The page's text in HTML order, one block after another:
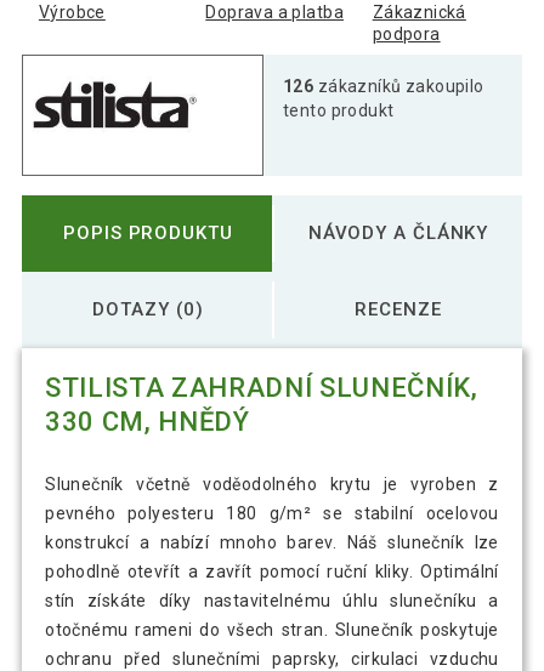
Výrobce Doprava a platba
Zákaznická
podpora
126 zákazníků zakoupilo
tento produkt
POPIS PRODUKTU NÁVODY A ČLÁNKY
DOTAZY (0) RECENZE
STILISTA ZAHRADNÍ SLUNEČNÍK,
330 CM, HNĚDÝ
Slunečník včetně voděodolného krytu je vyroben z
pevného polyesteru 180 g/m² se stabilní ocelovou
konstrukcí a nabízí mnoho barev. Náš slunečník lze
pohodlně otevřít a zavřít pomocí ruční kliky. Optimální
stín získáte díky nastavitelnému úhlu slunečníku a
otočnému rameni do všech stran. Slunečník poskytuje
ochranu před slunečními paprsky, cirkulaci vzduchu